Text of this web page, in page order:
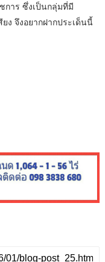
การ ซึ่งเป็นกลุ่มที่มี
ง จึงอยากฝากประเด็นนี้